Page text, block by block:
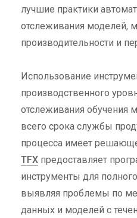
лучшие практики
отслеживания моделей,
производительности и
Использование
производственного
отслеживания обучения
всего срока службы
процесса имеет
TFX предоставляет
инструменты для
выявляя проблемы по
данных и моделей с